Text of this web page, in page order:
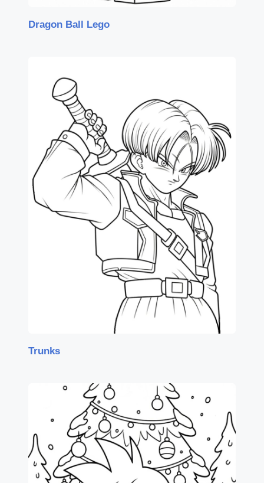
Dragon Ball Lego
Trunks